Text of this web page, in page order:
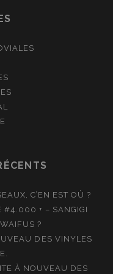
C’EN EST OÙ ?
#4.000 + – SANGIGI
?
DES VINYLES
À NOUVEAU DES